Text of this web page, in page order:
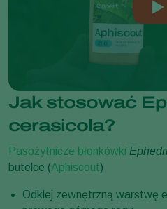
Jak stosować
cerasicola?
Pasożytnicze błonkówki
butelce (Aphiscout)
Odklej zewnętrzną warstwę